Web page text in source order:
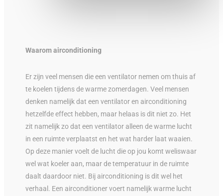
Waarom airconditioning
Er zijn veel mensen die een ventilator nemen om thuis af
te koelen tijdens de warme zomerdagen. Veel mensen
denken namelijk dat een ventilator en airconditioning
hetzelfde effect hebben, maar helaas is dit niet zo. Het
zit namelijk zo dat een ventilator alleen de warme lucht
in een ruimte verplaatst en het wat harder laat waaien.
Op deze manier voelt de lucht die op jou komt weliswaar
wel wat koeler aan, maar de temperatuur in de ruimte
daalt daardoor niet. Bij airconditioning is dit wel het
verhaal. Een airconditioner voert namelijk warme lucht